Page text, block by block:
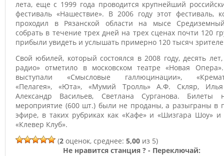
лета, еще с 1999 года проводится крупнейший
фестиваль «Нашествие». В 2006 году этот фестиваль,
проходил в Рязанской области на мысе
собрать в течение трех дней на трех сценах почти 120
прибыли увидеть и услышать примерно 120 тысяч
Свой юбилей, который состоялся в 2008 году, десять
радио» отметило в московском театре «Новая
выступали «Смысловые галлюцинации»,
«Пелагея», «Юта», «Мумий Тролль» А.Ф. Скляр,
Александр Васильев, Светлана Сурганова. Билеты
мероприятие (600 шт.) были не проданы, а разыграны в
эфире, в таких рубриках как «Кафе» и «Шизгара Шоу» и
«Клевер Клуб».
(2 оценок, среднее: 5,00 из 5)
Не нравится станция ? - Переключай: